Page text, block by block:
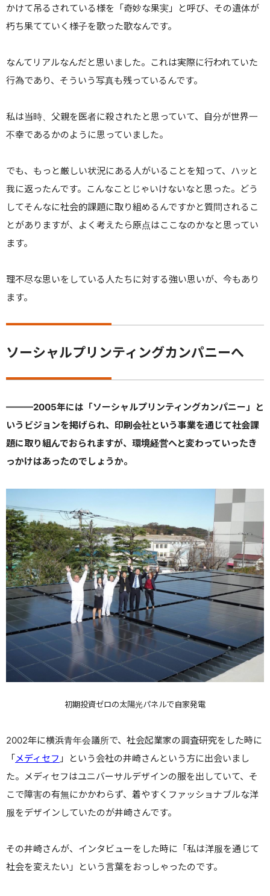
かけて吊るされている様を「奇妙な果実」と呼び、その遺体が
朽ち果てていく様子を歌った歌なんです。
なんてリアルなんだと思いました。これは実際に行われていた
行為であり、そういう写真も残っているんです。
私は当時、父親を医者に殺されたと思っていて、自分が世界一
不幸であるかのように思っていました。
でも、もっと厳しい状況にある人がいることを知って、ハッと
我に返ったんです。こんなことじゃいけないなと思った。
どう
してそんなに社会的課題に取り組めるんですかと質問されるこ
とがありますが、よく考えたら原点はここなのかなと思ってい
ます。
理不尽な思いをしている人たちに対する強い思いが、今もあり
ます。
ソーシャルプリンティングカンパニーへ
———2005年には「ソーシャルプリンティングカンパニー」と
いうビジョンを掲げられ、印刷会社という事業を通じて社会課
題に取り組んでおられますが、環境経営へと変わっていったき
っかけはあったのでしょうか。
初期投資ゼロの太陽光パネルで自家発電
2002年に横浜青年会議所で、社会起業家の調査研究をした時に
「メディセフ 」という会社の井崎さんという方に出会いまし
た。
メディセフはユニバーサルデザインの服を出していて、そ
こで障害の有無にかかわらず、着やすくファッショナブルな洋
服をデザインしていたのが井崎さんです。
その井崎さんが、インタビューをした時に「私は洋服を通じて
社会を変えたい」という言葉をおっしゃったのです。